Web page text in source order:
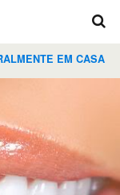
EM CASA